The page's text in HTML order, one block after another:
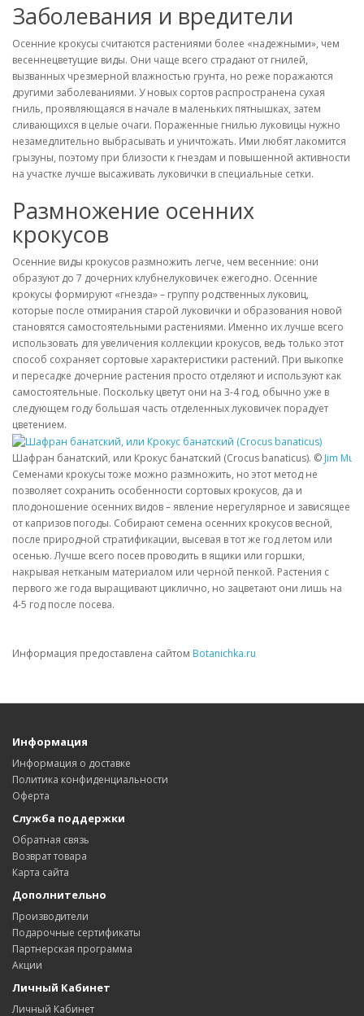
Заболевания и вредители
Осенние крокусы считаются растениями более «надежными», чем
весеннецветущие виды. Они чаще всего страдают от гнилей,
вызванных чрезмерной влажностью грунта, но реже поражаются
другими заболеваниями. У новых сортов распространена сухая
гниль, проявляющаяся в начале в маленьких пятнышках, затем
сливающихся в целые очаги. Пораженные гнилью луковицы нужно
незамедлительно выбрасывать и уничтожать. Ими любят лакомится
грызуны, поэтому при близости к гнездам и повышенной активности
на участке лучше высаживать луковички в специальные сетки.
Размножение осенних
крокусов
Осенние виды крокусов размножить легче, чем весенние: они
образуют до 7 дочерних клубнелуковичек ежегодно. Осенние
крокусы формируют «гнезда» – группу родственных луковиц,
которые после отмирания старой луковички и образования новой
становятся самостоятельными растениями. Именно их лучше всего
использовать для увеличения коллекции крокусов, ведь только этот
способ сохраняет сортовые характеристики растений. При выкопке
и пересадке дочерние растения просто отделяют и используют как
самостоятельные. Поскольку цветут они на 3-4 год, обычно уже в
следующем году большая часть отделенных луковичек порадует
цветением.
Шафран банатский, или Крокус банатский (Crocus banaticus). © Jim
Семенами крокусы тоже можно размножить, но этот метод не
позволяет сохранить особенности сортовых крокусов, да и
плодоношение осенних видов – явление нерегулярное и зависящее
от капризов погоды. Собирают семена осенних крокусов весной,
после природной стратификации, высевая в тот же год летом или
осенью. Лучше всего посев проводить в ящики или горшки,
накрывая нетканым материалом или черной пенкой. Растения с
первого же года выращивают циклично, но зацветают они лишь на
4-5 год после посева.
Информация предоставлена сайтом Botanichka.ru
Информация
Информация о доставке
Политика конфиденциальности
Оферта
Служба поддержки
Обратная связь
Возврат товара
Карта сайта
Дополнительно
Производители
Подарочные сертификаты
Партнерская программа
Акции
Личный Кабинет
Личный Кабинет